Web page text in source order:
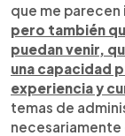
que me
pero también
puedan venir,
una capacidad
experiencia y
temas de
necesariamente